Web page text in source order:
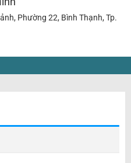
Phường 22, Bình Thạnh, Tp.